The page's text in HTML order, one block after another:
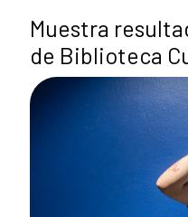
Muestra
de Biblioteca